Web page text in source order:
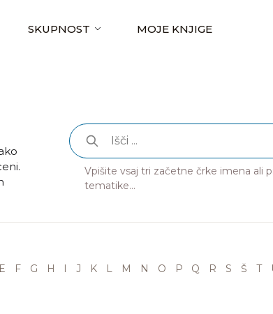
SKUPNOST MOJE KNJIGE
Vpišite vsaj tri začetne črke imena ali
tematike...
E F G H I J K L M N O P Q R S Š T